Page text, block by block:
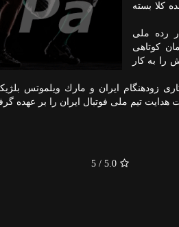
كلا بسته
رده ملی
كوتاهی
را به كار
زودهنگام ایران و مارك ویلموتس
هدایت تیم ملی فوتبال ایران را بر عهده
5.0
/ 5